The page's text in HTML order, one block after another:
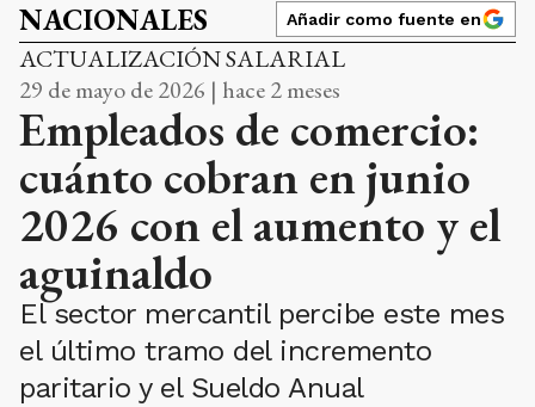
NACIONALES Añadir como fuente en
ACTUALIZACIÓN SALARIAL
29 de mayo de 2026 | hace 2 meses
Empleados de comercio:
cuánto cobran en junio
2026 con el aumento y el
aguinaldo
El sector mercantil percibe este mes
el último tramo del incremento
paritario y el Sueldo Anual